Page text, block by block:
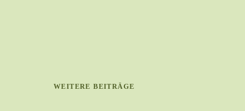
WEITERE BEITRÄGE